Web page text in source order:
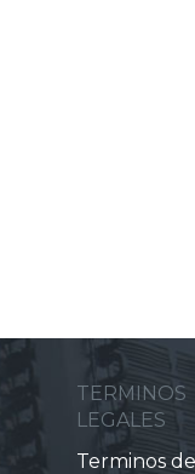
TERMINOS
LEGALES
Terminos